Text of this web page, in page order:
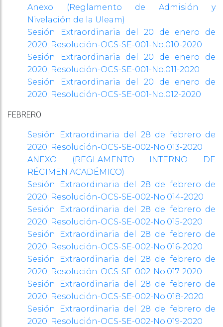
Anexo (Reglamento de Admisión y
Nivelación de la Uleam)
Sesión Extraordinaria del 20 de enero de
2020; Resolución-OCS-SE-001-No.010-2020
Sesión Extraordinaria del 20 de enero de
2020; Resolución-OCS-SE-001-No.011-2020
Sesión Extraordinaria del 20 de enero de
2020; Resolución-OCS-SE-001-No.012-2020
FEBRERO
Sesión Extraordinaria del 28 de febrero de
2020; Resolución-OCS-SE-002-No.013-2020
ANEXO (REGLAMENTO INTERNO DE
RÉGIMEN ACADÉMICO)
Sesión Extraordinaria del 28 de febrero de
2020; Resolución-OCS-SE-002-No.014-2020
Sesión Extraordinaria del 28 de febrero de
2020; Resolución-OCS-SE-002-No.015-2020
Sesión Extraordinaria del 28 de febrero de
2020; Resolución-OCS-SE-002-No.016-2020
Sesión Extraordinaria del 28 de febrero de
2020; Resolución-OCS-SE-002-No.017-2020
Sesión Extraordinaria del 28 de febrero de
2020; Resolución-OCS-SE-002-No.018-2020
Sesión Extraordinaria del 28 de febrero de
2020; Resolución-OCS-SE-002-No.019-2020